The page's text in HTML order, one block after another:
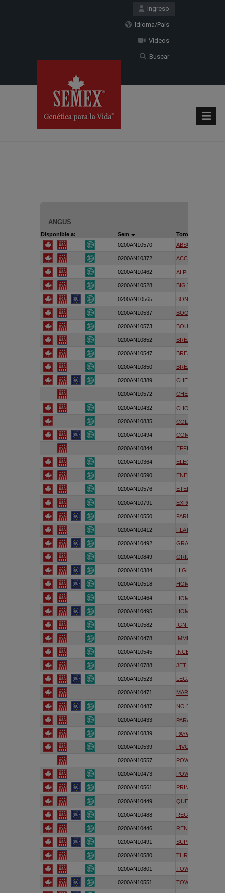
Ingreso
Idioma/País
Videos
Buscar